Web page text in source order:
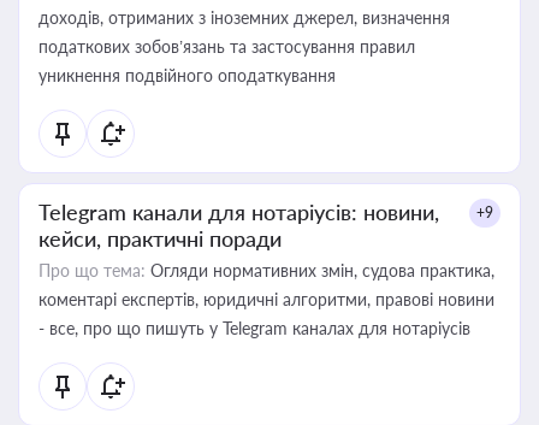
доходів, отриманих з іноземних джерел, визначення
податкових зобов’язань та застосування правил
уникнення подвійного оподаткування
Telegram канали для нотаріусів: новини,
кейси, практичні поради
+9
Про що тема: Огляди нормативних змін, судова практика,
коментарі експертів, юридичні алгоритми, правові новини
- все, про що пишуть у Telegram каналах для нотаріусів